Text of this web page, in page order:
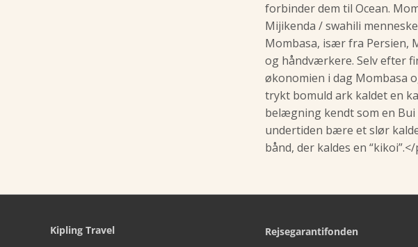
forbinder dem til Ocean.
Mijikenda / swahili
Mombasa, især fra Persien,
og håndværkere. Selv efter
økonomien i dag Mombasa
trykt bomuld ark kaldet en
belægning kendt som en
undertiden bære et slør
bånd, der kaldes en
Kipling Travel Rejsegarantifonden